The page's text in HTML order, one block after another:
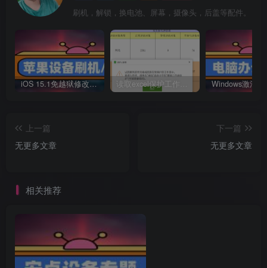
刷机，解锁，换电池、屏幕，摄像头，后盖等配件。
iOS 15.1免越狱修改运营商、备份黑解证书，隐藏id 读取excel保护工作表密码（直接显示出密码）
上一篇
无更多文章
下一篇
无更多文章
相关推荐